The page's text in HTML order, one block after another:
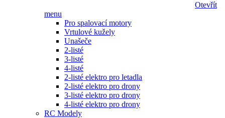
Otevřít
menu
Pro spalovací motory
Vrtulové kužely
Unašeče
2-listé
3-listé
4-listé
2-listé elektro pro letadla
2-listé elektro pro drony
3-listé elektro pro drony
4-listé elektro pro drony
RC Modely